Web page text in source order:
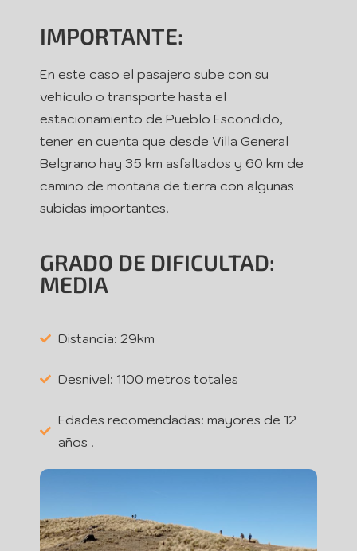
IMPORTANTE:
En este caso el pasajero sube con su
vehículo o transporte hasta el
estacionamiento de Pueblo Escondido,
tener en cuenta que desde Villa General
Belgrano hay 35 km asfaltados y 60 km de
camino de montaña de tierra con algunas
subidas importantes.
GRADO DE DIFICULTAD:
MEDIA
Distancia: 29km
Desnivel: 1100 metros totales
Edades recomendadas: mayores de 12
años .